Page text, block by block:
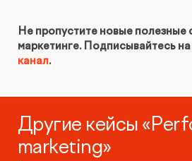
Не пропустите новые полезные
маркетинге. Подписывайтесь
канал.
Другие кейсы
marketing»